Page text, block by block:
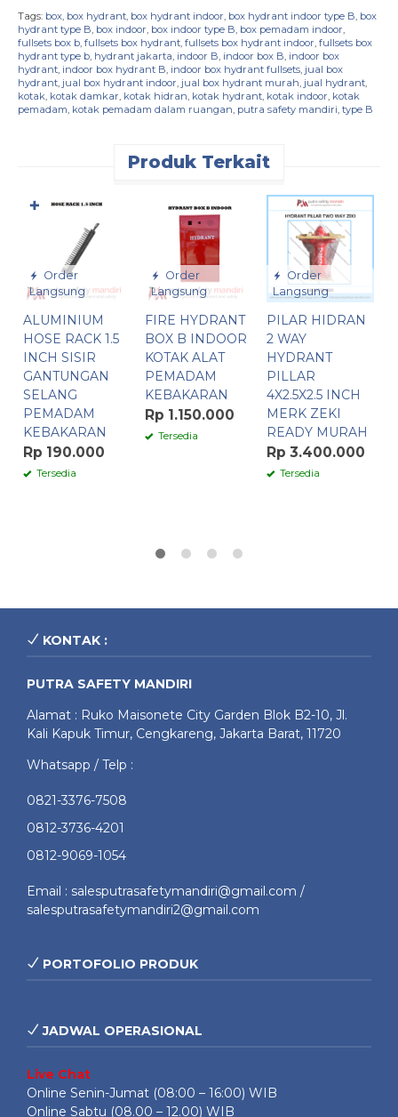
Tags: box box hydrant box hydrant indoor box hydrant indoor type B box
hydrant type B box indoor box indoor type B box pemadam indoor
fullsets box b fullsets box hydrant fullsets box hydrant indoor fullsets box
hydrant type b hydrant jakarta indoor B indoor box B indoor box
hydrant indoor box hydrant B indoor box hydrant fullsets jual box
hydrant jual box hydrant indoor jual box hydrant murah jual hydrant
kotak kotak damkar kotak hidran kotak hydrant kotak indoor kotak
pemadam kotak pemadam dalam ruangan putra safety mandiri type B
Produk Terkait
Order
Langsung
ALUMINIUM
HOSE RACK 1.5
INCH SISIR
GANTUNGAN
SELANG
PEMADAM
KEBAKARAN
Rp 190.000
Tersedia
✚
Order
Langsung
FIRE HYDRANT
BOX B INDOOR
KOTAK ALAT
PEMADAM
KEBAKARAN
Rp 1.150.000
Tersedia
Order
Langsung
PILAR HIDRAN
2 WAY
HYDRANT
PILLAR
4X2.5X2.5 INCH
MERK ZEKI
READY MURAH
Rp 3.400.000
Tersedia
KONTAK :
PUTRA SAFETY MANDIRI
Alamat : Ruko Maisonete City Garden Blok B2-10, Jl.
Kali Kapuk Timur, Cengkareng, Jakarta Barat, 11720
Whatsapp / Telp :
0821-3376-7508
0812-3736-4201
0812-9069-1054
Email : salesputrasafetymandiri@gmail.com /
salesputrasafetymandiri2@gmail.com
PORTOFOLIO PRODUK
JADWAL OPERASIONAL
Live Chat
Online Senin-Jumat (08:00 – 16:00) WIB
Online Sabtu (08.00 – 12.00) WIB